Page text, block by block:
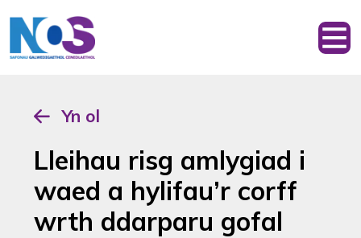
Yn ol
Lleihau risg amlygiad i
waed a hylifau’r corff
wrth ddarparu gofal